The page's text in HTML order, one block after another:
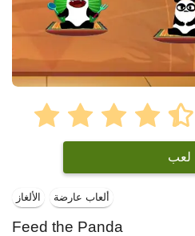
لعب
الألغاز ألعاب عارضة
Feed the Panda